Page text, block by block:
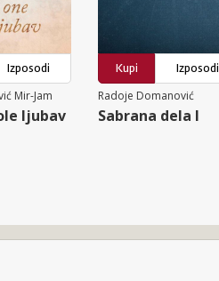
Izposodi
Mir-Jam
ljubav
Kupi
Izposodi
Radoje Domanović
Sabrana dela I